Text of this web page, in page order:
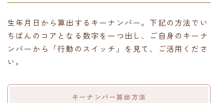
生年月日から算出するキーナンバー。下記の方法でい
ちばんのコアとなる数字を一つ出し、ご自身のキーナ
ンバーから「行動のスイッチ」を見て、ご活用くださ
い。
キーナンバー算出方法